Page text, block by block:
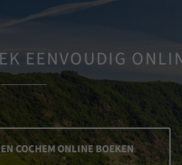
EENVOUDIG
COCHEM ONLINE BOEKEN